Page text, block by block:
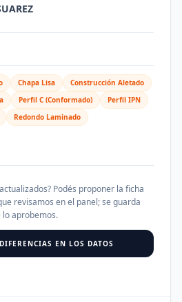
Chapa Lisa
Construcción Aletado
Perfil C (Conformado)
Perfil IPN
Redondo Laminado
Podés proponer la ficha
revisamos en el panel; se guarda
aprobemos.
EN LOS DATOS